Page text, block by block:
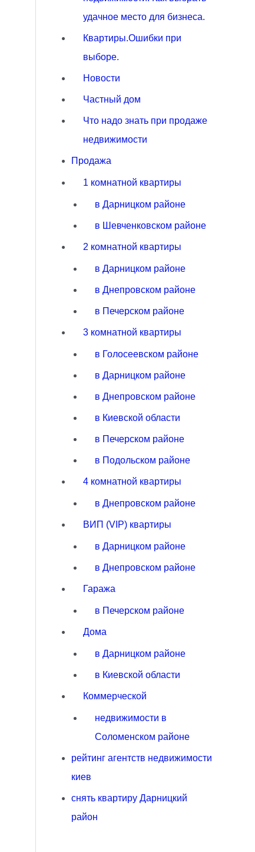
удачное место для бизнеса.
Квартиры.Ошибки при
выборе.
Новости
Частный дом
Что надо знать при продаже
недвижимости
Продажа
1 комнатной квартиры
в Дарницком районе
в Шевченковском районе
2 комнатной квартиры
в Дарницком районе
в Днепровском районе
в Печерском районе
3 комнатной квартиры
в Голосеевском районе
в Дарницком районе
в Днепровском районе
в Киевской области
в Печерском районе
в Подольском районе
4 комнатной квартиры
в Днепровском районе
ВИП (VIP) квартиры
в Дарницком районе
в Днепровском районе
Гаража
в Печерском районе
Дома
в Дарницком районе
в Киевской области
Коммерческой
недвижимости в
Соломенском районе
рейтинг агентств недвижимости
киев
снять квартиру Дарницкий
район